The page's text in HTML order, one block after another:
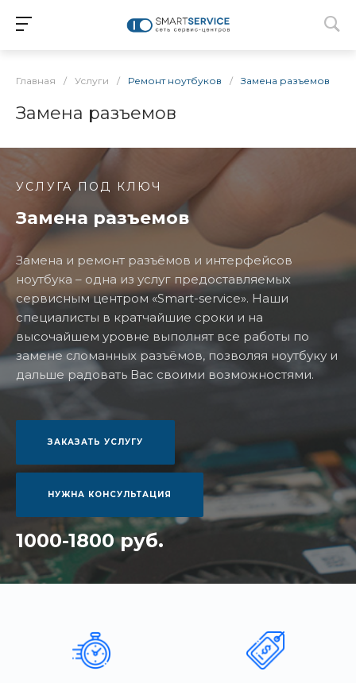
Главная / Услуги / Ремонт ноутбуков / Замена разъемов
Замена разъемов
УСЛУГА ПОД КЛЮЧ
Замена разъемов
Замена и ремонт разъёмов и интерфейсов
ноутбука – одна из услуг предоставляемых
сервисным центром «Smart-service». Наши
специалисты в кратчайшие сроки и на
высочайшем уровне выполнят все работы по
замене сломанных разъёмов, позволяя ноутбуку и
дальше радовать Вас своими возможностями.
ЗАКАЗАТЬ УСЛУГУ
НУЖНА КОНСУЛЬТАЦИЯ
1000-1800 руб.